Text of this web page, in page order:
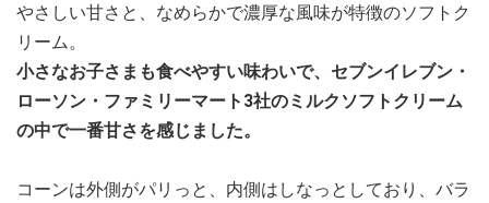
やさしい甘さと、なめらかで濃厚な風味が特徴のソフトク
リーム。
小さなお子さまも食べやすい味わいで、セブンイレブン・
ローソン・ファミリーマート3社のミルクソフトクリーム
の中で一番甘さを感じました。
コーンは外側がパリっと、内側はしなっとしており、バラ